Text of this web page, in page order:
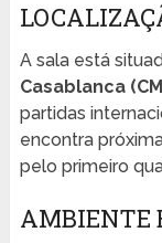
A sala está
Casablanca
partidas
encontra
pelo primeiro
AMBIENTE